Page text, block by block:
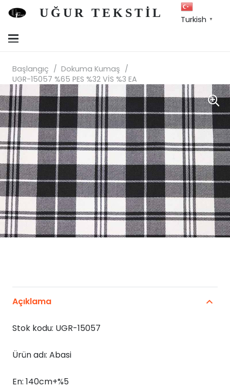
UĞUR TEKSTİL Turkish ▼
Başlangıç / Dokuma Kumaş /
UGR-15057 %65 PES %32 VİS %3 EA
Açıklama
Stok kodu: UGR-15057
Ürün adı: Abasi
En: 140cm+%5